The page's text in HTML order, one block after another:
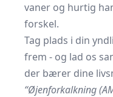
vaner og hurtig
forskel.
Tag plads i din
frem - og lad os
der bærer dine
“Øjenforkalkning